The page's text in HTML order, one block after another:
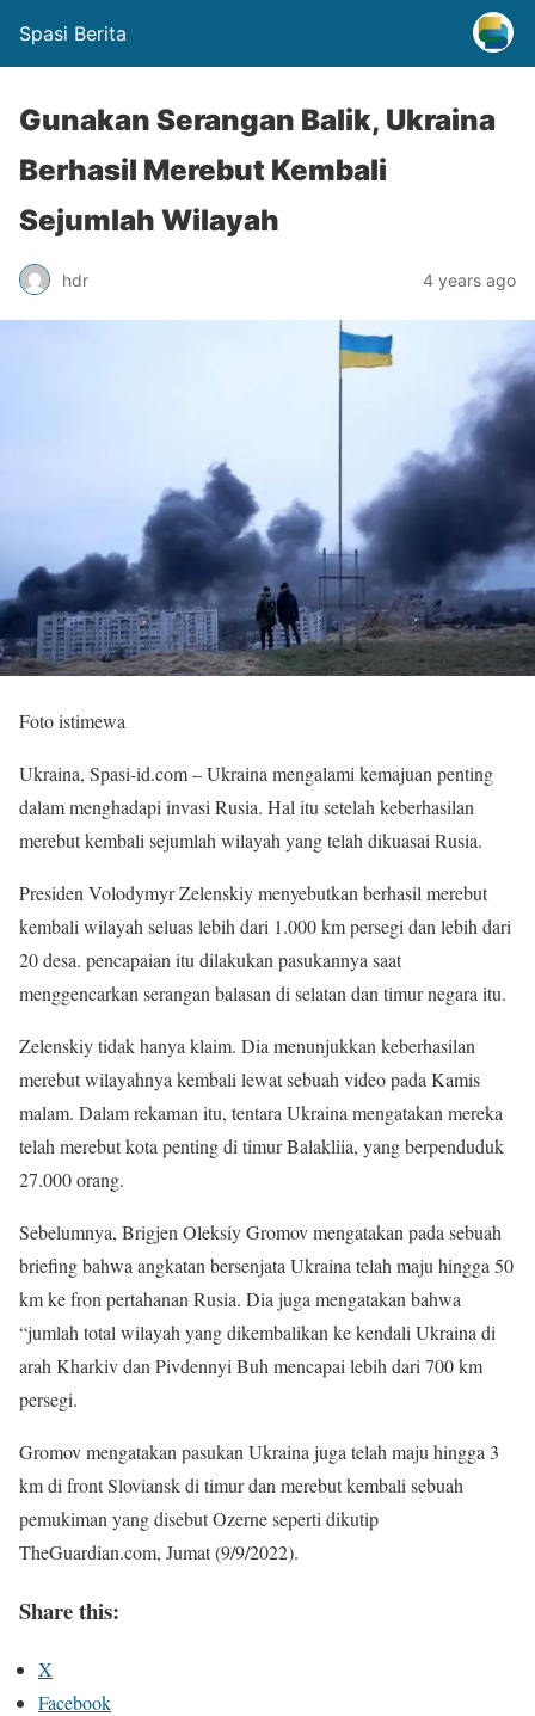
Spasi Berita
Gunakan Serangan Balik, Ukraina
Berhasil Merebut Kembali
Sejumlah Wilayah
hdr 4 years ago
Foto istimewa
Ukraina, Spasi-id.com – Ukraina mengalami kemajuan penting
dalam menghadapi invasi Rusia. Hal itu setelah keberhasilan
merebut kembali sejumlah wilayah yang telah dikuasai Rusia.
Presiden Volodymyr Zelenskiy menyebutkan berhasil merebut
kembali wilayah seluas lebih dari 1.000 km persegi dan lebih dari
20 desa. pencapaian itu dilakukan pasukannya saat
menggencarkan serangan balasan di selatan dan timur negara itu.
Zelenskiy tidak hanya klaim. Dia menunjukkan keberhasilan
merebut wilayahnya kembali lewat sebuah video pada Kamis
malam. Dalam rekaman itu, tentara Ukraina mengatakan mereka
telah merebut kota penting di timur Balakliia, yang berpenduduk
27.000 orang.
Sebelumnya, Brigjen Oleksiy Gromov mengatakan pada sebuah
briefing bahwa angkatan bersenjata Ukraina telah maju hingga 50
km ke fron pertahanan Rusia. Dia juga mengatakan bahwa
“jumlah total wilayah yang dikembalikan ke kendali Ukraina di
arah Kharkiv dan Pivdennyi Buh mencapai lebih dari 700 km
persegi.
Gromov mengatakan pasukan Ukraina juga telah maju hingga 3
km di front Sloviansk di timur dan merebut kembali sebuah
pemukiman yang disebut Ozerne seperti dikutip
TheGuardian.com, Jumat (9/9/2022).
Share this:
X
Facebook